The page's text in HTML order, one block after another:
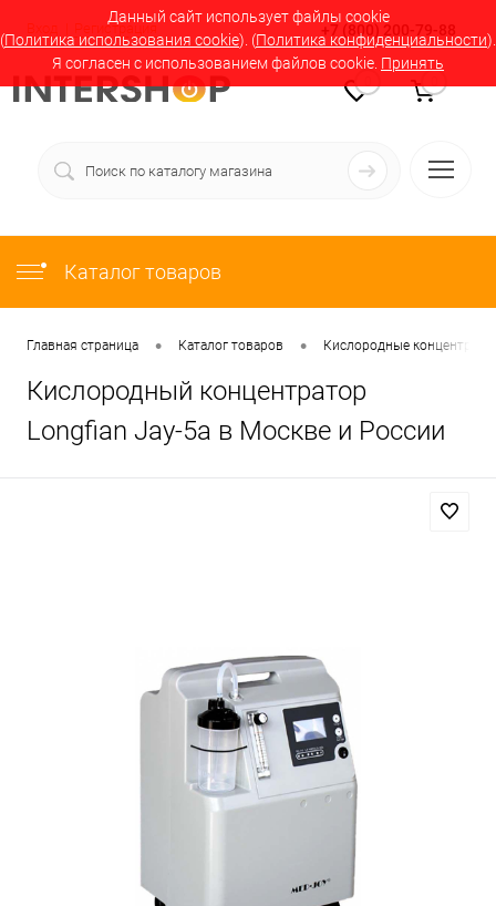
Данный сайт использует файлы cookie
(Политика использования cookie). (Политика конфиденциальности).
Я согласен с использованием файлов cookie. Принять
Вход Регистрация +7 (800) 200-79-88
Каталог товаров
Главная страница • Каталог товаров • Кислородные
Кислородный концентратор
Longfian Jay-5a в Москве и России